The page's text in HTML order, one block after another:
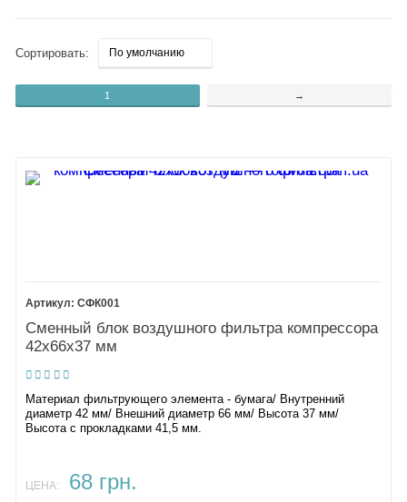
Сортировать:
1 →
СФК001
Сменный блок воздушного фильтра компрессора
42х66х37 мм
Материал фильтрующего элемента - бумага/ Внутренний
диаметр 42 мм/ Внешний диаметр 66 мм/ Высота 37 мм/
Высота с прокладками 41,5 мм.
ЦЕНА: 68 грн.